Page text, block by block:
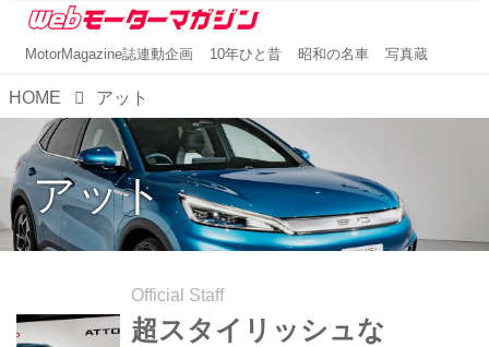
MotorMagazine誌連動企画 10年ひと昔 昭和の名車 写真蔵
HOME アット
アット
Official Staff
超スタイリッシュな